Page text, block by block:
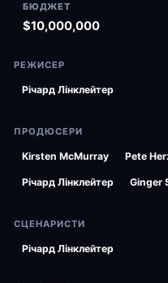
БЮДЖЕТ
$10,000,000
РЕЖИСЕР
Річард Лінклейтер
ПРОДЮСЕРИ
Kirsten McMurray Pete
Річард Лінклейтер Ginger
СЦЕНАРИСТИ
Річард Лінклейтер